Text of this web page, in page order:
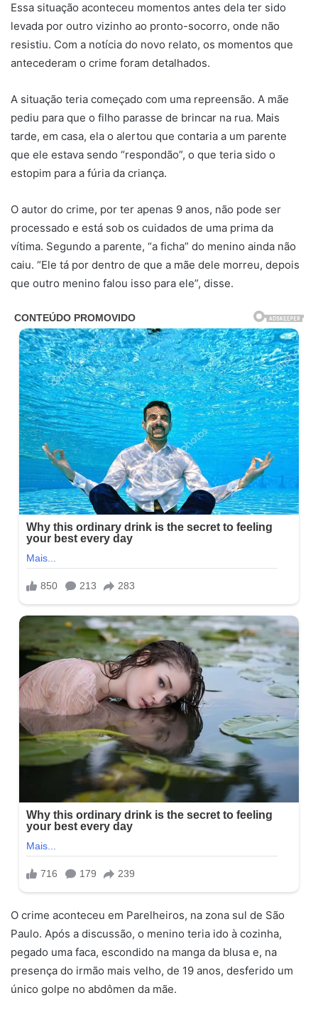
Essa situação aconteceu momentos antes dela ter sido
levada por outro vizinho ao pronto-socorro, onde não
resistiu. Com a notícia do novo relato, os momentos que
antecederam o crime foram detalhados.
A situação teria começado com uma repreensão. A mãe
pediu para que o filho parasse de brincar na rua. Mais
tarde, em casa, ela o alertou que contaria a um parente
que ele estava sendo “respondão”, o que teria sido o
estopim para a fúria da criança.
O autor do crime, por ter apenas 9 anos, não pode ser
processado e está sob os cuidados de uma prima da
vítima. Segundo a parente, “a ficha” do menino ainda não
caiu. “Ele tá por dentro de que a mãe dele morreu, depois
que outro menino falou isso para ele”, disse.
O crime aconteceu em Parelheiros, na zona sul de São
Paulo. Após a discussão, o menino teria ido à cozinha,
pegado uma faca, escondido na manga da blusa e, na
presença do irmão mais velho, de 19 anos, desferido um
único golpe no abdômen da mãe.